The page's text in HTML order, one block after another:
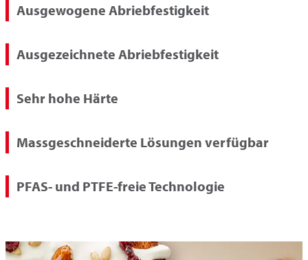
Ausgewogene Abriebfestigkeit
Ausgezeichnete Abriebfestigkeit
Sehr hohe Härte
Massgeschneiderte Lösungen verfügbar
PFAS- und PTFE-freie Technologie